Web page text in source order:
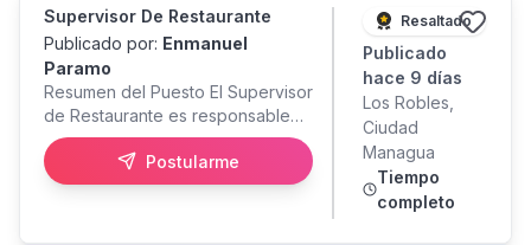
Supervisor De Restaurante
Publicado por: Enmanuel
Paramo
Resumen del Puesto El Supervisor
de Restaurante es responsable
de liderar la operación integral de
una unidad de restaurante de
cadena italiana, asegurando
Postularme
Resaltado
Publicado
hace 9 días
Los Robles,
Ciudad
Managua
Tiempo
completo